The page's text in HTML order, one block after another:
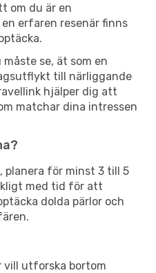
om du är en
erfaren resenär finns
se, ät som en
till närliggande
hjälper dig att
matchar dina intressen
planera för minst 3 till 5
med tid för att
dolda pärlor och
vill utforska bortom